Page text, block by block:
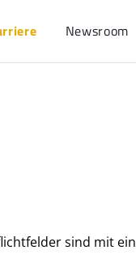
Newsroom
sind mit